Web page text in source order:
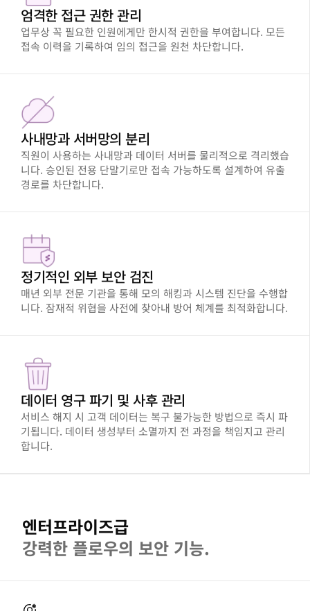
엄격한 접근 권한 관리
업무상 꼭 필요한 인원에게만 한시적 권한을 부여합니다. 모든
접속 이력을 기록하여 임의 접근을 원천 차단합니다.
사내망과 서버망의 분리
직원이 사용하는 사내망과 데이터 서버를 물리적으로 격리했습
니다. 승인된 전용 단말기로만 접속 가능하도록 설계하여 유출
경로를 차단합니다.
정기적인 외부 보안 검진
매년 외부 전문 기관을 통해 모의 해킹과 시스템 진단을 수행합
니다. 잠재적 위협을 사전에 찾아내 방어 체계를 최적화합니다.
데이터 영구 파기 및 사후 관리
서비스 해지 시 고객 데이터는 복구 불가능한 방법으로 즉시 파
기됩니다. 데이터 생성부터 소멸까지 전 과정을 책임지고 관리
합니다.
엔터프라이즈급
강력한 플로우의 보안 기능.